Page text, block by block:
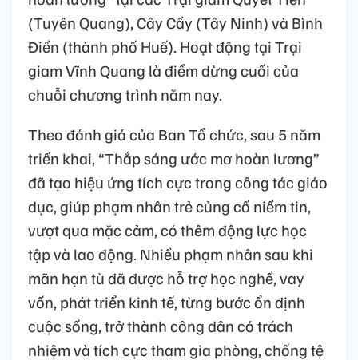
(Tuyên Quang), Cây Cầy (Tây Ninh) và Bình
Điền (thành phố Huế). Hoạt động tại Trại
giam Vĩnh Quang là điểm dừng cuối của
chuỗi chương trình năm nay.
Theo đánh giá của Ban Tổ chức, sau 5 năm
triển khai, “Thắp sáng ước mơ hoàn lương”
đã tạo hiệu ứng tích cực trong công tác giáo
dục, giúp phạm nhân trẻ củng cố niềm tin,
vượt qua mặc cảm, có thêm động lực học
tập và lao động. Nhiều phạm nhân sau khi
mãn hạn tù đã được hỗ trợ học nghề, vay
vốn, phát triển kinh tế, từng bước ổn định
cuộc sống, trở thành công dân có trách
nhiệm và tích cực tham gia phòng, chống tệ